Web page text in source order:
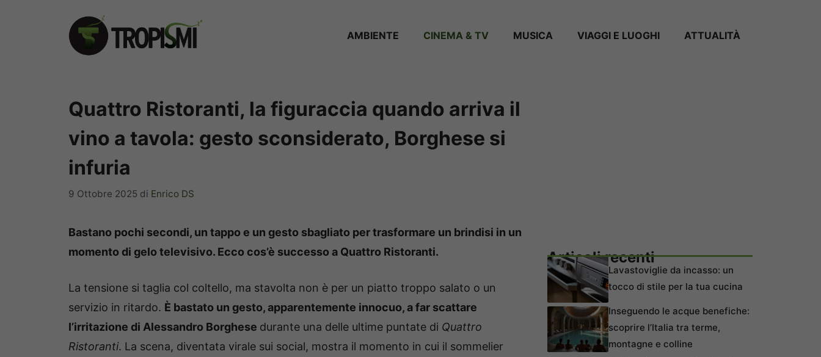
AMBIENTE CINEMA & TV MUSICA VIAGGI E LUOGHI ATTUALITÀ
Quattro Ristoranti, la figuraccia quando arriva il
vino a tavola: gesto sconsiderato, Borghese si
infuria
9 Ottobre 2025 di Enrico DS
Bastano pochi secondi, un tappo e un gesto sbagliato per trasformare un brindisi in un
momento di gelo televisivo. Ecco cos’è successo a Quattro Ristoranti.
La tensione si taglia col coltello, ma stavolta non è per un piatto troppo salato o un
servizio in ritardo. È bastato un gesto, apparentemente innocuo, a far scattare
l’irritazione di Alessandro Borghese durante una delle ultime puntate di Quattro
Ristoranti. La scena, diventata virale sui social, mostra il momento in cui il sommelier
Articoli recenti
Lavastoviglie da incasso: un
tocco di stile per la tua cucina
Inseguendo le acque benefiche:
scoprire l’Italia tra terme,
montagne e colline